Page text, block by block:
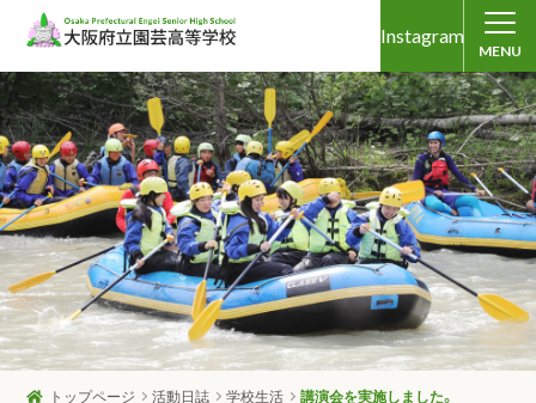
Instagram
MENU
トップページ 活動日誌 学校生活 講演会を実施しました。